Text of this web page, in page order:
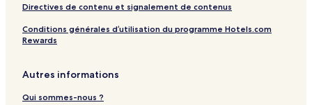
Directives de contenu et signalement de contenus
Conditions générales d’utilisation du programme Hotels.com
Rewards
Autres informations
Qui sommes-nous ?